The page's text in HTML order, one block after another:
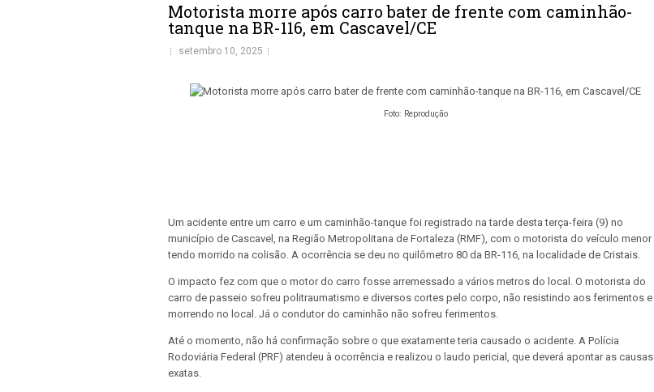
Motorista morre após carro bater de frente com caminhão-
tanque na BR-116, em Cascavel/CE
setembro 10, 2025
Foto: Reprodução
Um acidente entre um carro e um caminhão-tanque foi registrado na tarde desta terça-feira (9) no
município de Cascavel, na Região Metropolitana de Fortaleza (RMF), com o motorista do veículo menor
tendo morrido na colisão. A ocorrência se deu no quilômetro 80 da BR-116, na localidade de Cristais.
O impacto fez com que o motor do carro fosse arremessado a vários metros do local. O motorista do
carro de passeio sofreu politraumatismo e diversos cortes pelo corpo, não resistindo aos ferimentos e
morrendo no local. Já o condutor do caminhão não sofreu ferimentos.
Até o momento, não há confirmação sobre o que exatamente teria causado o acidente. A Polícia
Rodoviária Federal (PRF) atendeu à ocorrência e realizou o laudo pericial, que deverá apontar as causas
exatas.